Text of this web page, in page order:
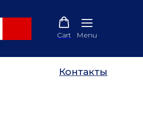
Cart Menu
Контакты